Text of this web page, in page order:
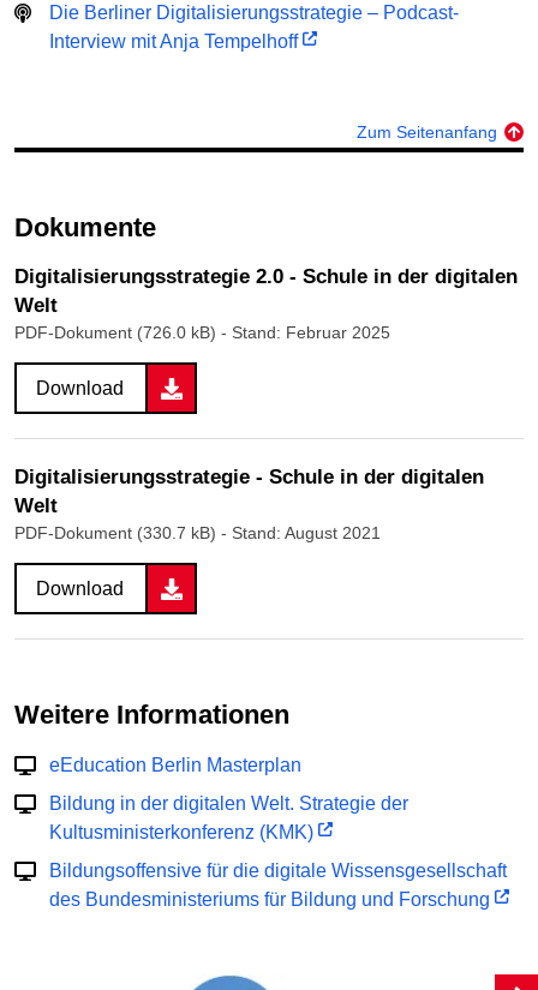
Die Berliner Digitalisierungsstrategie – Podcast-
Interview mit Anja Tempelhoff
Zum Seitenanfang
Dokumente
Digitalisierungsstrategie 2.0 - Schule in der digitalen
Welt
PDF-Dokument (726.0 kB) - Stand: Februar 2025
Download
Digitalisierungsstrategie - Schule in der digitalen
Welt
PDF-Dokument (330.7 kB) - Stand: August 2021
Download
Weitere Informationen
eEducation Berlin Masterplan
Bildung in der digitalen Welt. Strategie der
Kultusministerkonferenz (KMK)
Bildungsoffensive für die digitale Wissensgesellschaft
des Bundesministeriums für Bildung und Forschung